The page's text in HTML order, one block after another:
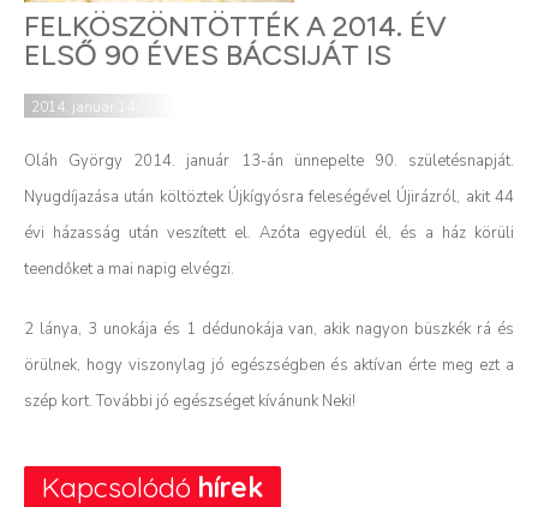
FELKÖSZÖNTÖTTÉK A 2014. ÉV
ELSŐ 90 ÉVES BÁCSIJÁT IS
2014. január 14.
Oláh György 2014. január 13-án ünnepelte 90. születésnapját.
Nyugdíjazása után költöztek Újkígyósra feleségével Újirázról, akit 44
évi házasság után veszített el. Azóta egyedül él, és a ház körüli
teendőket a mai napig elvégzi.
2 lánya, 3 unokája és 1 dédunokája van, akik nagyon büszkék rá és
örülnek, hogy viszonylag jó egészségben és aktívan érte meg ezt a
szép kort. További jó egészséget kívánunk Neki!
Kapcsolódó hírek